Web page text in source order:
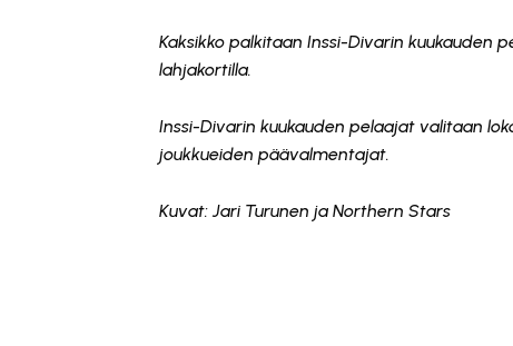
Kaksikko palkitaan Inssi-Divarin kuukauden
lahjakortilla.
Inssi-Divarin kuukauden pelaajat valitaan
joukkueiden päävalmentajat.
Kuvat: Jari Turunen ja Northern Stars